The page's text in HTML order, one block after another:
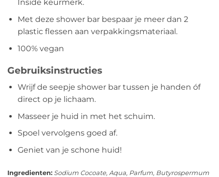
Inside keurmerk.
Met deze shower bar bespaar je meer dan 2
plastic flessen aan verpakkingsmateriaal.
100% vegan
Gebruiksinstructies
Wrijf de seepje shower bar tussen je handen óf
direct op je lichaam.
Masseer je huid in met het schuim.
Spoel vervolgens goed af.
Geniet van je schone huid!
Ingredienten: Sodium Cocoate, Aqua, Parfum, Butyrospermum